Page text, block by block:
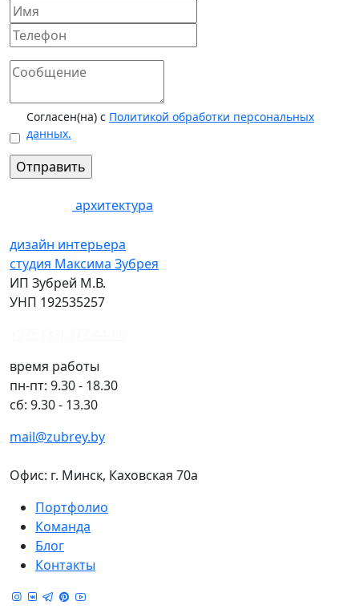
Согласен(на) с Политикой обработки персональных
данных.
архитектура
дизайн интерьера
студия Максима Зубрея
ИП Зубрей М.В.
УНП 192535257
время работы
пн-пт: 9.30 - 18.30
сб: 9.30 - 13.30
mail@zubrey.by
Офис: г. Минск, Каховская 70а
Портфолио
Команда
Блог
Контакты